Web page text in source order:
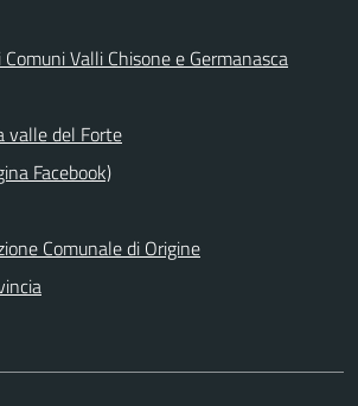
Valli Chisone e Germanasca
valle del Forte
Facebook)
Comunale di Origine